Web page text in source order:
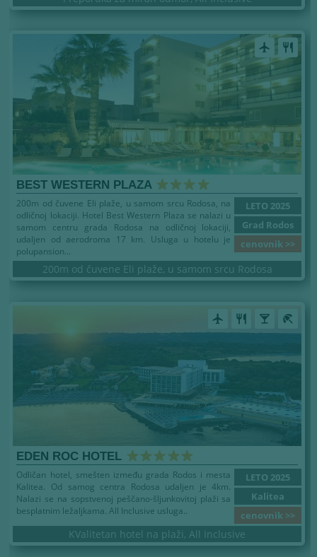
airplanemode_active restaurant
BEST WESTERN PLAZA
LETO 2025
Grad Rodos
cenovnik >>
200m od čuvene Eli plaže, u samom srcu Rodosa, na
odličnoj lokaciji. Hotel Best Western Plaza se nalazi u
samom centru grada Rodosa na odličnoj lokaciji,
udaljen od aerodroma 17 km. Usluga u hotelu je
polupansion...
200m od čuvene Eli plaže, u samom srcu Rodosa
airplanemode_active restaurant local_bar beach_access
EDEN ROC HOTEL
LETO 2025
Kalitea
cenovnik >>
Odličan hotel, smešten između grada Rodos i mesta
Kalitea. Od samog centra Rodosa udaljen je 4km.
Nalazi se na sopstvenoj peščano-šljunkovitoj plaži sa
besplatnim ležaljkama. All Inclusive usluga..
KValitetan hotel na plaži, All Inclusive